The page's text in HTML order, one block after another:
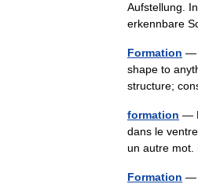
Aufstellung.
erkennbare
Formation —
shape to
structure;
formation —
dans le
un autre
Formation —